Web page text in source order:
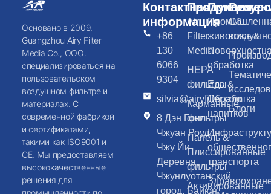
Основано в 2009,
Guangzhou Airy Filter
Media Co., ООО.
специализироваться на
пользовательском
воздушном фильтре и
материалах. С
современной фабрикой
и сертификатами,
такими как ISO9001 и
CE, Мы предоставляем
высококачественные
решения для
Продукция
Air
Filter
Media
HEPA
фильтры
Карманные
фильтры
Панель &
Плиссированные
фильтры
Активированные
живопись &
обработка
Еда &
Обработка
напитков
транспорта
Ресурс
Об
Блоги
Контактная
информация
+86
130
6066
9304
silvia@airyfilter.com
8 Дэн Гонг
Чжуан Роуд,
Чжу Йи
Деревня,
Чжунлуотанский
город, Байюн